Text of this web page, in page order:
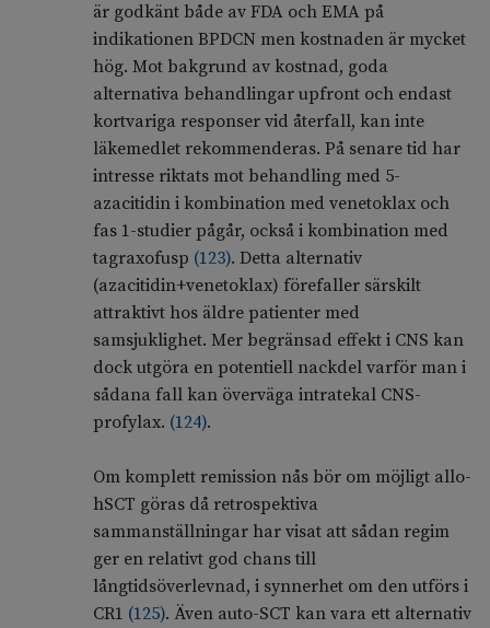
är godkänt både av FDA och EMA på
indikationen BPDCN men kostnaden är mycket
hög. Mot bakgrund av kostnad, goda
alternativa behandlingar upfront och endast
kortvariga responser vid återfall, kan inte
läkemedlet rekommenderas. På senare tid har
intresse riktats mot behandling med 5-
azacitidin i kombination med venetoklax och
fas 1-studier pågår, också i kombination med
tagraxofusp (123). Detta alternativ
(azacitidin+venetoklax) förefaller särskilt
attraktivt hos äldre patienter med
samsjuklighet. Mer begränsad effekt i CNS kan
dock utgöra en potentiell nackdel varför man i
sådana fall kan överväga intratekal CNS-
profylax. (124).
Om komplett remission nås bör om möjligt allo-
hSCT göras då retrospektiva
sammanställningar har visat att sådan regim
ger en relativt god chans till
långtidsöverlevnad, i synnerhet om den utförs i
CR1 (125). Även auto-SCT kan vara ett alternativ